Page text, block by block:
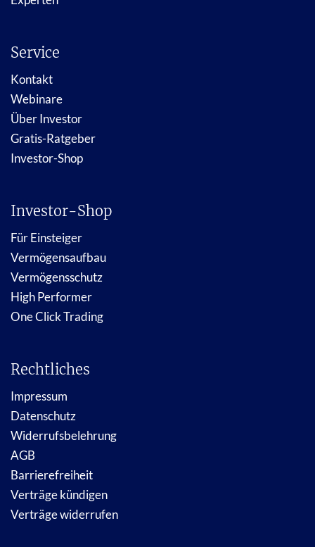
Service
Kontakt
Webinare
Über Investor
Gratis-Ratgeber
Investor-Shop
Investor-Shop
Für Einsteiger
Vermögensaufbau
Vermögensschutz
High Performer
One Click Trading
Rechtliches
Impressum
Datenschutz
Widerrufsbelehrung
AGB
Barrierefreiheit
Verträge kündigen
Verträge widerrufen